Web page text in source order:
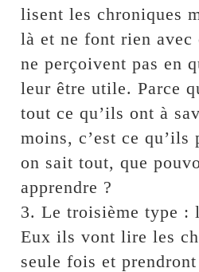
lisent les chroniques
là et ne font rien avec
ne perçoivent pas en
leur être utile. Parce
tout ce qu’ils ont à
moins, c’est ce qu’ils
on sait tout, que
apprendre ?
3. Le troisième type :
Eux ils vont lire les
seule fois et